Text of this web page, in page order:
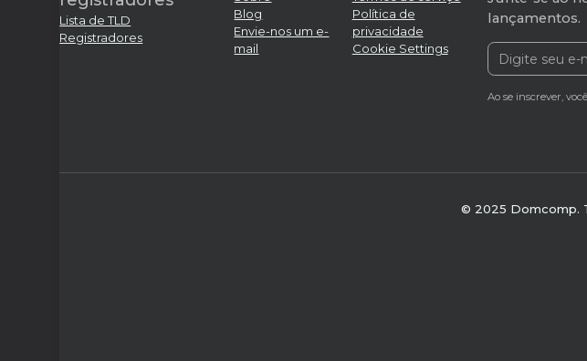
Lista de TLD
Registradores
Blog
Envie-nos um e-
mail
Política de
privacidade
Cookie Settings
lançamentos.
Ao se inscrever,
© 2025 Domcomp.